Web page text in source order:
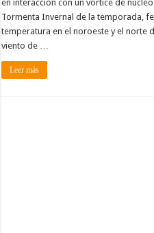
en interacción con un vórtice de
Tormenta Invernal de la temporada,
temperatura en el noroeste y el norte
viento de …
Leer más